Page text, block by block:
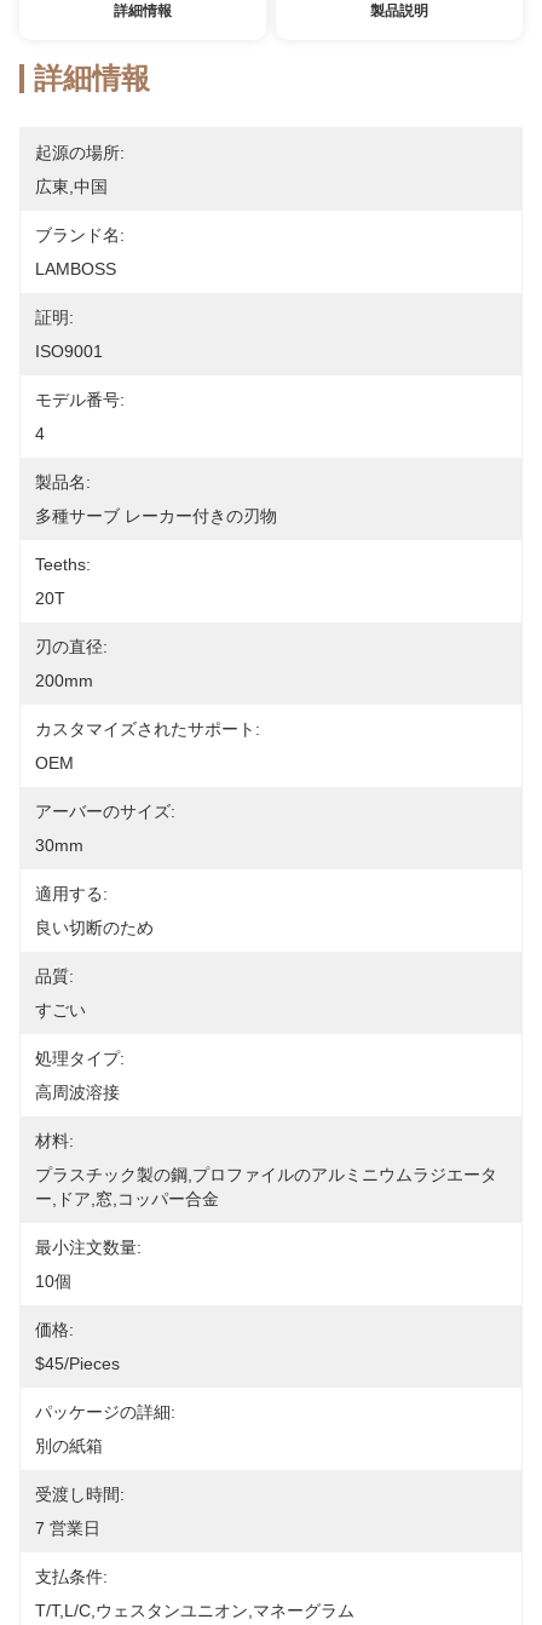
詳細情報 製品説明
詳細情報
起源の場所:
広東,中国
ブランド名:
LAMBOSS
証明:
ISO9001
モデル番号:
4
製品名:
多種サーブ レーカー付きの刃物
Teeths:
20T
刃の直径:
200mm
カスタマイズされたサポート:
OEM
アーバーのサイズ:
30mm
適用する:
良い切断のため
品質:
すごい
処理タイプ:
高周波溶接
材料:
プラスチック製の鋼,プロファイルのアルミニウムラジエータ
ー,ドア,窓,コッパー合金
最小注文数量:
10個
価格:
$45/pieces
パッケージの詳細:
別の紙箱
受渡し時間:
7 営業日
支払条件:
T/T,L/C,ウェスタンユニオン,マネーグラム